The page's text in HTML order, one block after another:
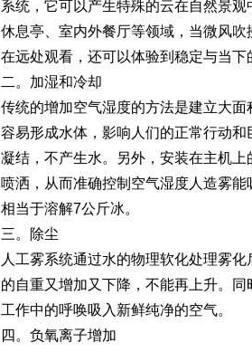
系统，它可以产生特殊的云在自然景
休息亭、室内外餐厅等领域，当微风
在远处观看，还可以体验到稳定与当
二。加湿和冷却
传统的增加空气湿度的方法是建立大
容易形成水体，影响人们的正常行动
凝结，不产生水。另外，安装在主机
喷洒，从而准确控制空气湿度人造雾
相当于溶解7公斤冰。
三。除尘
人工雾系统通过水的物理软化处理雾
的自重又增加又下降，不能再上升。
工作中的呼唤吸入新鲜纯净的空气。
四。负氧离子增加